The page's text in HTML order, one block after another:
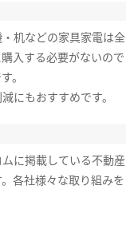
机などの家具家電は全
入する必要がないので
。
にもおすすめです。
に掲載している不動産
各社様々な取り組みを